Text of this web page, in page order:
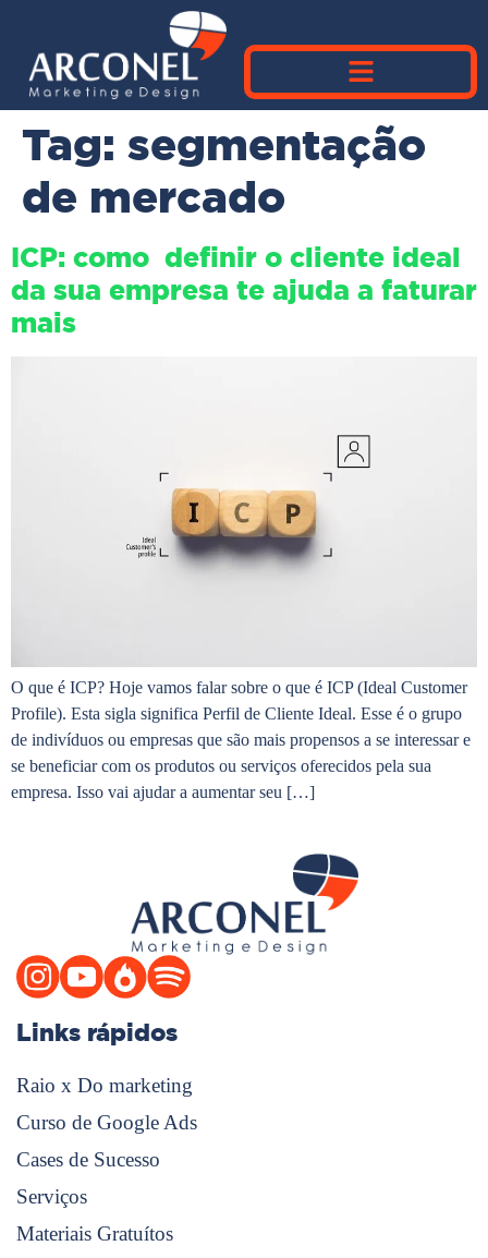
Tag: segmentação
de mercado
ICP: como definir o cliente ideal
da sua empresa te ajuda a faturar
mais
O que é ICP? Hoje vamos falar sobre o que é ICP (Ideal Customer
Profile). Esta sigla significa Perfil de Cliente Ideal. Esse é o grupo
de indivíduos ou empresas que são mais propensos a se interessar e
se beneficiar com os produtos ou serviços oferecidos pela sua
empresa. Isso vai ajudar a aumentar seu […]
Links rápidos
Raio x Do marketing
Curso de Google Ads
Cases de Sucesso
Serviços
Materiais Gratuítos